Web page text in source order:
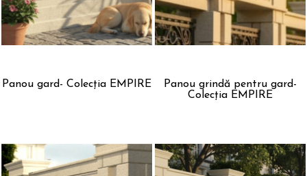
Panou gard- Colecția EMPIRE
Panou grindă pentru gard-
Colecția EMPIRE